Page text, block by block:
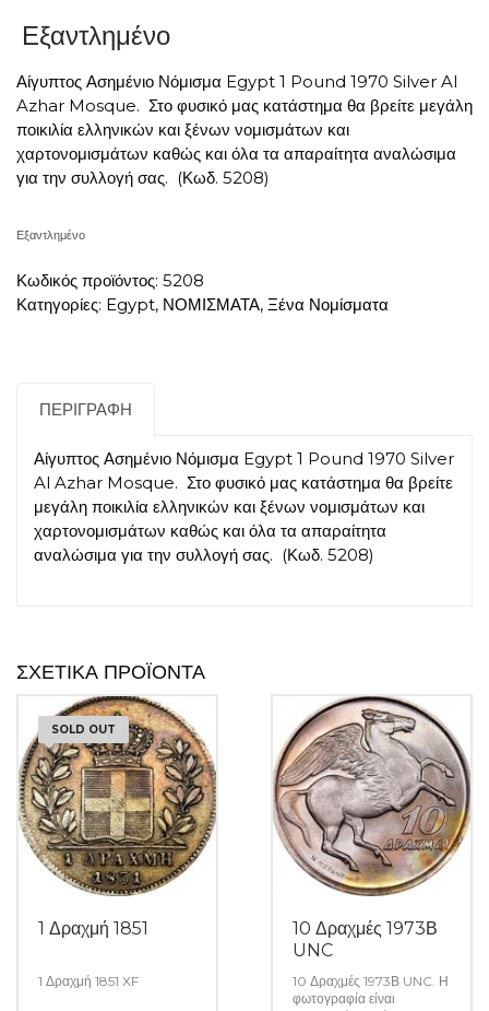
Εξαντλημένο
Αίγυπτος Ασημένιο Νόμισμα Egypt 1 Pound 1970 Silver Al
Azhar Mosque. Στο φυσικό μας κατάστημα θα βρείτε μεγάλη
ποικιλία ελληνικών και ξένων νομισμάτων και
χαρτονομισμάτων καθώς και όλα τα απαραίτητα αναλώσιμα
για την συλλογή σας. (Κωδ. 5208)
Εξαντλημένο
Κωδικός προϊόντος: 5208
Κατηγορίες: Egypt, ΝΟΜΙΣΜΑΤΑ, Ξένα Νομίσματα
ΠΕΡΙΓΡΑΦΉ
Αίγυπτος Ασημένιο Νόμισμα Egypt 1 Pound 1970 Silver
Al Azhar Mosque. Στο φυσικό μας κατάστημα θα βρείτε
μεγάλη ποικιλία ελληνικών και ξένων νομισμάτων και
χαρτονομισμάτων καθώς και όλα τα απαραίτητα
αναλώσιμα για την συλλογή σας. (Κωδ. 5208)
ΣΧΕΤΙΚΆ ΠΡΟΪΌΝΤΑ
SOLD OUT
1 Δραχμή 1851
1 Δραχμή 1851 XF
10 Δραχμές 1973Β
UNC
10 Δραχμές 1973Β UNC. Η
φωτογραφία είναι